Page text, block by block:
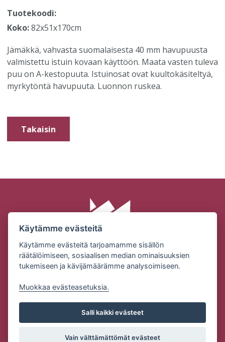
Tuotekoodi:
Koko:82x51x170cm
Jämäkkä, vahvasta suomalaisesta 40 mm havupuusta
valmistettu istuin kovaan käyttöön. Maata vasten tuleva
puu on A-kestopuuta. Istuinosat ovat kuultokäsiteltyä,
myrkytöntä havupuuta. Luonnon ruskea.
Takaisin
32210 LOIMAA
Puh: (02) 76 83101 | Email:
ville.alanen@miljoorakennus.fi
Käytämme evästeitä
Käytämme evästeitä tarjoamamme sisällön
räätälöimiseen, sosiaalisen median ominaisuuksien
tukemiseen ja kävijämäärämme analysoimiseen.
Muokkaa evästeasetuksia.
Salli kaikki evästeet
Vain välttämättömät evästeet